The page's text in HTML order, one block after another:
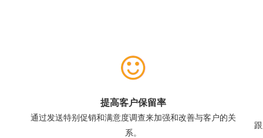
提高客户保留率
通过发送特别促销和满意度调查来加强和改善与客户的关
系。